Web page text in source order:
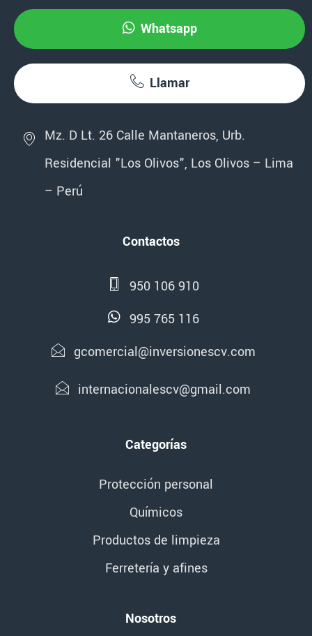
Whatsapp
Llamar
Mz. D Lt. 26 Calle Mantaneros, Urb.
Residencial "Los Olivos", Los Olivos – Lima
– Perú
Contactos
950 106 910
995 765 116
gcomercial@inversionescv.com
internacionalescv@gmail.com
Categorías
Protección personal
Químicos
Productos de limpieza
Ferretería y afines
Nosotros